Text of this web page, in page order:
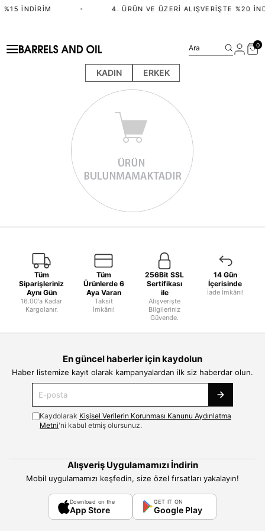
%15 İNDIRIM • 4. ÜRÜN VE ÜZERI ALIŞVERIŞTE %20
KADIN ERKEK
Ara 0
Tüm
Siparişleriniz
Aynı Gün
16.00'a Kadar
Kargolanır.
Tüm
Ürünlerde 6
Aya Varan
Taksit
İmkânı!
256Bit SSL
Sertifikası
ile
Alışverişte
Bilgileriniz
Güvende.
14 Gün
İçerisinde
İade İmkânı!
En güncel haberler için kaydolun
Haber listemize kayıt olarak kampanyalardan ilk siz haberdar olun.
Kaydolarak Kişisel Verilerin Korunması Kanunu Aydınlatma
Metni'ni kabul etmiş olursunuz.
Alışveriş Uygulamamızı İndirin
Mobil uygulamamızı keşfedin, size özel fırsatları yakalayın!
Download on the
App Store
GET IT ON
Google Play